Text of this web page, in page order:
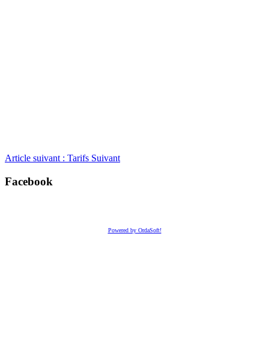
Article suivant : Tarifs Suivant
Facebook
Powered by OrdaSoft!